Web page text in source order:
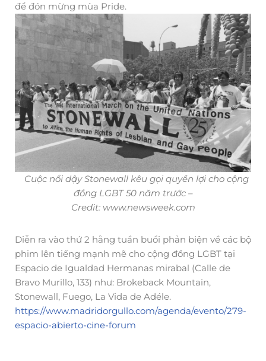
để đón mừng mùa Pride.
Cuộc nổi dậy Stonewall kêu gọi quyền lợi cho cộng
đồng LGBT 50 năm trước –
Credit: www.newsweek.com
Diễn ra vào thứ 2 hằng tuần buổi phản biện về các bộ
phim lên tiếng mạnh mẽ cho cộng đồng LGBT tại
Espacio de Igualdad Hermanas mirabal (Calle de
Bravo Murillo, 133) như: Brokeback Mountain,
Stonewall, Fuego, La Vida de Adéle.
https://www.madridorgullo.com/agenda/evento/279-
espacio-abierto-cine-forum